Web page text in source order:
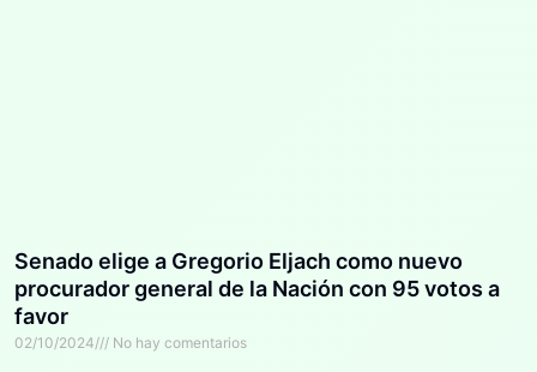
Senado elige a Gregorio Eljach como nuevo
procurador general de la Nación con 95 votos a
favor
02/10/2024 No hay comentarios